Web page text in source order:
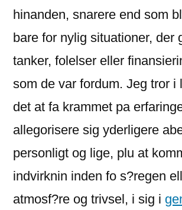
hinanden, snarere end som
bare for nylig situationer, der
tanker, folelser eller
som de var fordum. Jeg tror i
det at fa krammet pa
allegorisere sig yderligere
personligt og lige, plu at
indvirknin inden fo s?regen
atmosf?re og trivsel, i sig i